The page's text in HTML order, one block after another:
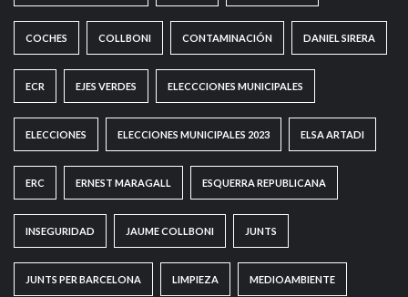
COCHES COLLBONI CONTAMINACIÓN DANIEL SIRERA
ECR EJES VERDES ELECCCIONES MUNICIPALES
ELECCIONES ELECCIONES MUNICIPALES 2023 ELSA ARTADI
ERC ERNEST MARAGALL ESQUERRA REPUBLICANA
INSEGURIDAD JAUME COLLBONI JUNTS
JUNTS PER BARCELONA LIMPIEZA MEDIOAMBIENTE